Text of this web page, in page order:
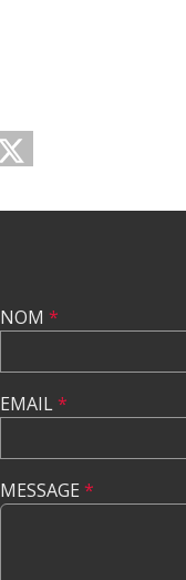
NOM *
EMAIL*
MESSAGE *